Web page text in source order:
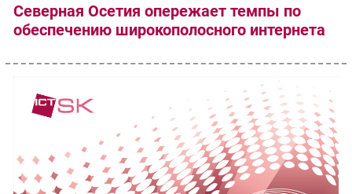
Северная Осетия опережает темпы по
обеспечению широкополосного интернета